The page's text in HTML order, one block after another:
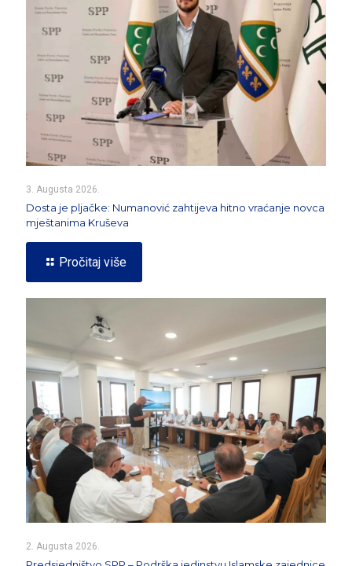
3. Augusta 2026.
Dosta je pljačke: Numanović zahtijeva hitno vraćanje novca
mještanima Kruševa
Pročitaj više
2. Augusta 2026.